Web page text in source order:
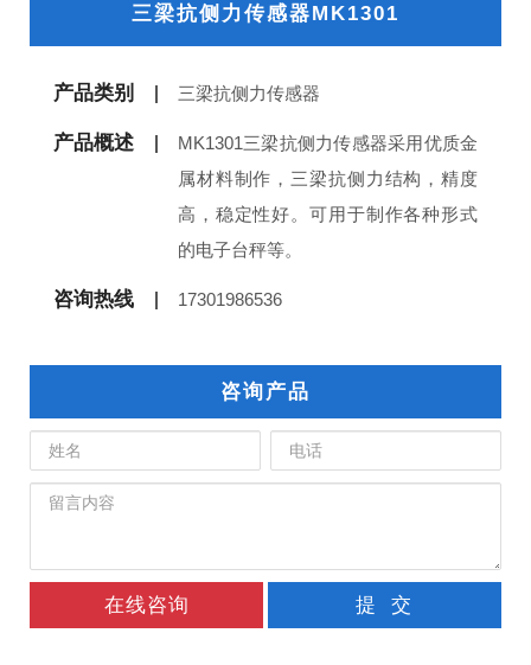
三梁抗侧力传感器MK1301
产品类别 三梁抗侧力传感器
产品概述
MK1301三梁抗侧力传感器采用优质金
属材料制作，三梁抗侧力结构，精度
高，稳定性好。可用于制作各种形式
的电子台秤等。
咨询热线 17301986536
咨询产品
在线咨询 提 交